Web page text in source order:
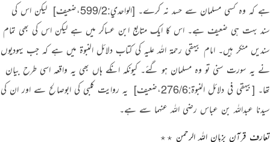
ہے کہ وہ کسی مسلمان سے حسد نہ کرے۔ [الواحدي:599/2،ضعیف]
‏ لیکن اس کی
سند بہت ہی ضعیف ہے۔ اس کا ایک متابع ابن عساکر میں ہے لیکن اس کی بھی تمام
سندیں منکر ہیں۔ امام بیہقی رحمۃ اللہ علیہ کی کتاب دلائل النبوۃ میں ہے کہ جب یہودیوں
نے یہ سورت سنی تو وہ مسلمان ہو گئے۔ کیونکہ انکے ہاں بھی یہ واقعہ اسی طرح بیان
تھا۔ [بيهقي في دلائل النبوة:276/6،ضعیف]
‏ یہ روایت کلبی کی ابوصالح سے اور ان کی
سیدنا عبداللہ بن عباس رضی اللہ عنہما سے ہے۔
تعارف قرآن بزبان اللہ الرحمن ٭٭